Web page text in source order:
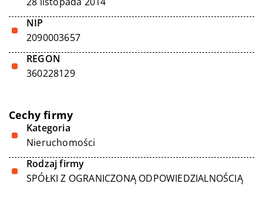
NIP
2090003657
REGON
360228129
Cechy firmy
Kategoria
Nieruchomości
Rodzaj firmy
SPÓŁKI Z OGRANICZONĄ ODPOWIEDZIALNOŚCIĄ